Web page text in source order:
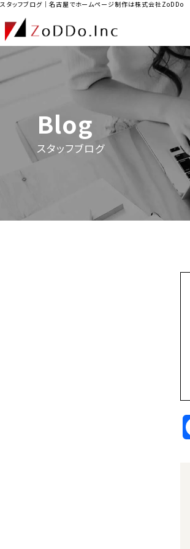
スタッフブログ｜名古屋でホームページ制作は株式会社ZoDDo
Blog
スタッフブログ